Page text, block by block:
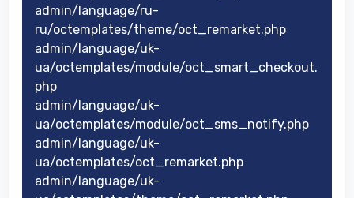
admin/language/ru-
ru/octemplates/theme/oct_remarket.php
admin/language/uk-
ua/octemplates/module/oct_smart_checkout.
php
admin/language/uk-
ua/octemplates/module/oct_sms_notify.php
admin/language/uk-
ua/octemplates/oct_remarket.php
admin/language/uk-